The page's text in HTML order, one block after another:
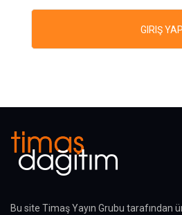
Bu site Timaş Yayın Grubu tarafından